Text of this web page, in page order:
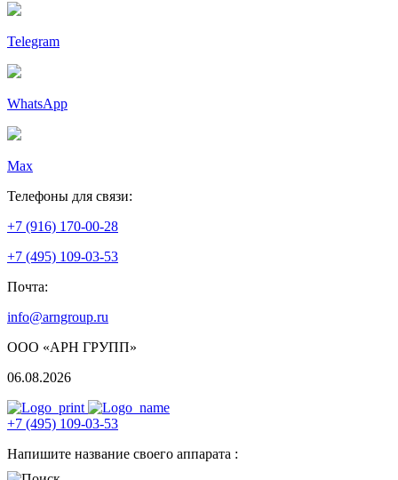
Telegram
WhatsApp
Max
Телефоны для связи:
+7 (916) 170-00-28
+7 (495) 109-03-53
Почта:
info@arngroup.ru
ООО «АРН ГРУПП»
06.08.2026
+7 (495) 109-03-53
Напишите название своего аппарата :